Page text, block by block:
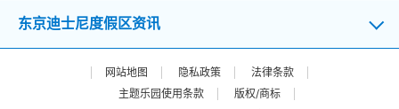
东京迪士尼度假区资讯
网站地图 隐私政策
法律条款
主题乐园使用条款
版权/商标